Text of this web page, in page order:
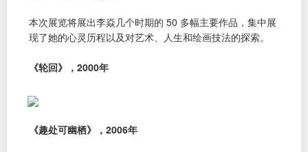
本次展览将展出李焱几个时期的 50 多幅主要作品，集中展
现了她的心灵历程以及对艺术、人生和绘画技法的探索。
《轮回》，2000年
《趣处可幽栖》，2006年